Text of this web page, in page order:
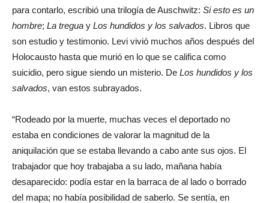
para contarlo, escribió una trilogía de Auschwitz: Si esto es un
hombre; La tregua y Los hundidos y los salvados. Libros que
son estudio y testimonio. Levi vivió muchos años después del
Holocausto hasta que murió en lo que se califica como
suicidio, pero sigue siendo un misterio. De Los hundidos y los
salvados, van estos subrayados.
“Rodeado por la muerte, muchas veces el deportado no
estaba en condiciones de valorar la magnitud de la
aniquilación que se estaba llevando a cabo ante sus ojos. El
trabajador que hoy trabajaba a su lado, mañana había
desaparecido: podía estar en la barraca de al lado o borrado
del mapa; no había posibilidad de saberlo. Se sentía, en